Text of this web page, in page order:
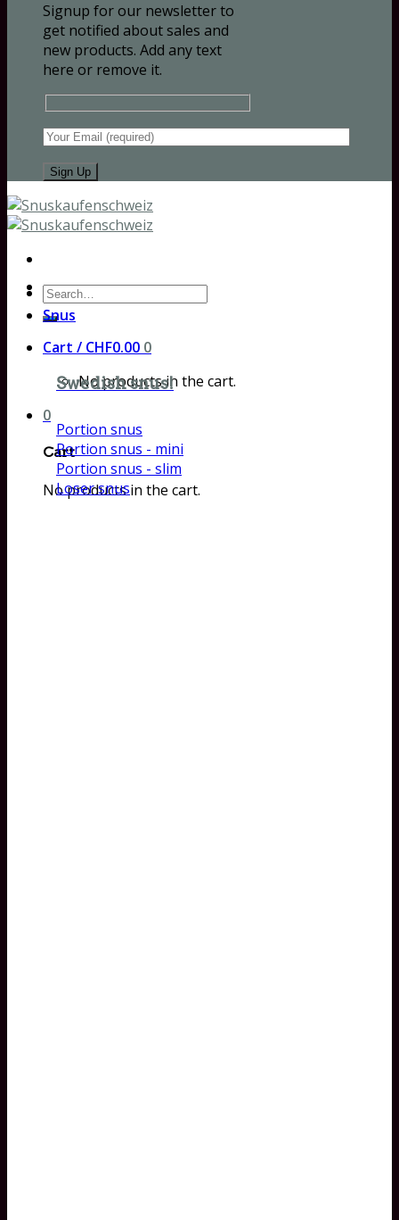
Signup for our newsletter to
get notified about sales and
new products. Add any text
here or remove it.
Search
for:
Cart / CHF0.00 0
No products in the cart.
0
Cart
No products in the cart.
Snus
Swedish snus!
Portion snus
Portion snus - mini
Portion snus - slim
Loser snus